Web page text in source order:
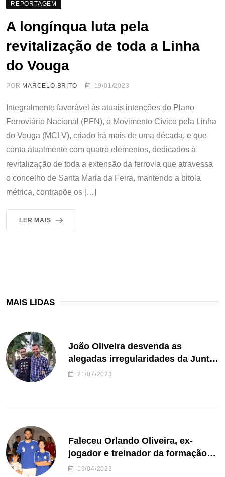
REPORTAGEM
A longínqua luta pela
revitalização de toda a Linha
do Vouga
POR MARCELO BRITO 19/01/2023
Integralmente favorável às atuais intenções do Plano
Ferroviário Nacional (PFN), o Movimento Cívico pela Linha
do Vouga (MCLV), criado há mais de uma década, e que
conta atualmente com quatro elementos, dedicados à
revitalização de toda a extensão da ferrovia que atravessa
o concelho de Santa Maria da Feira, mantendo a bitola
métrica, contrapõe os […]
LER MAIS
MAIS LIDAS
João Oliveira desvenda as
alegadas irregularidades da Junta
de Freguesia S. João de Ver
21/07/2023
Faleceu Orlando Oliveira, ex-
jogador e treinador da formação
de andebol do Feirense
19/04/2023